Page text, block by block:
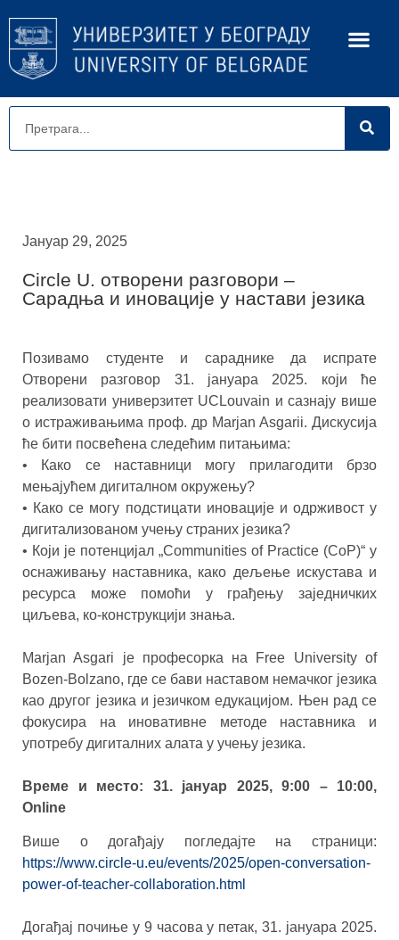
Јануар 29, 2025
Circle U. отворени разговори –
Сарадња и иновације у настави језика
Позивамо студенте и сараднике да испрате
Отворени разговор 31. jануара 2025. који ће
реализовати универзитет UCLouvain и сазнају више
о истраживањима проф. др Marjan Asgarii. Дискусија
ће бити посвећена следећим питањима:
• Како се наставници могу прилагодити брзо
мењајућем дигиталном окружењу?
• Како се могу подстицати иновације и одрживост у
дигитализованом учењу страних језика?
• Који је потенцијал „Communities of Practice (CoP)“ у
оснаживању наставника, како дељење искустава и
ресурса може помоћи у грађењу заједничких
циљева, ко-конструкцији знања.
Marjan Asgari је професорка на Free University of
Bozen-Bolzano, где се бави наставом немачког језика
као другог језика и језичком едукацијом. Њен рад се
фокусира на иновативне методе наставника и
употребу дигиталних алата у учењу језика.
Време и место: 31. јануар 2025, 9:00 – 10:00,
Online
Више о догађају погледајте на страници:
https://www.circle-u.eu/events/2025/open-conversation-
power-of-teacher-collaboration.html
Догађај почиње у 9 часова у петак, 31. јануара 2025.